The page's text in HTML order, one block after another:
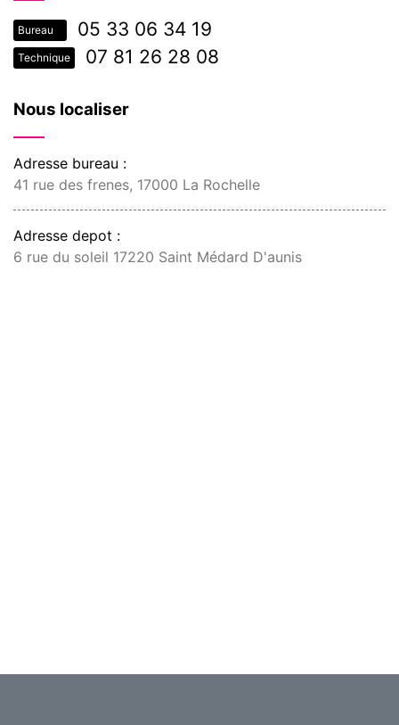
Bureau 05 33 06 34 19
Technique 07 81 26 28 08
Nous localiser
Adresse bureau :
41 rue des frenes, 17000 La Rochelle
Adresse depot :
6 rue du soleil 17220 Saint Médard D'aunis